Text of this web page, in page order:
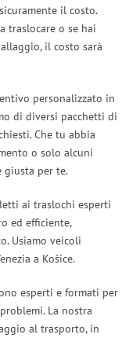
il costo.
traslocare o se hai
il costo sarà
personalizzato in
di diversi pacchetti di
Che tu abbia
o solo alcuni
giusta per te.
ai traslochi esperti
ed efficiente,
Usiamo veicoli
a Košice.
esperti e formati per
La nostra
al trasporto, in